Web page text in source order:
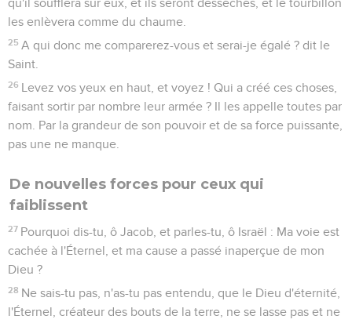
qu'il soufflera sur eux, et ils seront desséchés, et le tourbillon
les enlèvera comme du chaume.
25 A qui donc me comparerez-vous et serai-je égalé ? dit le
Saint.
26 Levez vos yeux en haut, et voyez ! Qui a créé ces choses,
faisant sortir par nombre leur armée ? Il les appelle toutes par
nom. Par la grandeur de son pouvoir et de sa force puissante,
pas une ne manque.
De nouvelles forces pour ceux qui
faiblissent
27 Pourquoi dis-tu, ô Jacob, et parles-tu, ô Israël : Ma voie est
cachée à l'Éternel, et ma cause a passé inaperçue de mon
Dieu ?
28 Ne sais-tu pas, n'as-tu pas entendu, que le Dieu d'éternité,
l'Éternel, créateur des bouts de la terre, ne se lasse pas et ne